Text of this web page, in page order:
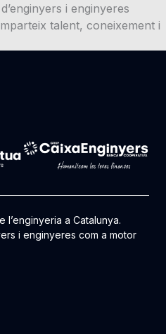
i enginyeres
talent, coneixement i
l’enginyeria a Catalunya.
i enginyeres com a motor